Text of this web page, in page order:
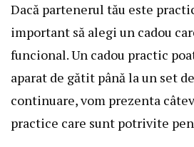
Dacă partenerul tău este
important să alegi un cadou
funcional. Un cadou practic
aparat de gătit până la un set
continuare, vom prezenta
practice care sunt potrivite